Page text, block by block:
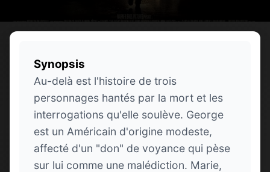
Synopsis
Au-delà est l'histoire de trois
personnages hantés par la mort et les
interrogations qu'elle soulève. George
est un Américain d'origine modeste,
affecté d'un "don" de voyance qui pèse
sur lui comme une malédiction. Marie,